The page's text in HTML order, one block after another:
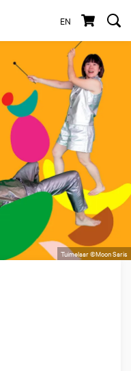
EN
Tuimelaar ©Moon Saris